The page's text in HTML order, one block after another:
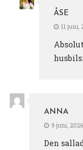
ÅSE
11 juni,
ANNA
9 juni,
Den